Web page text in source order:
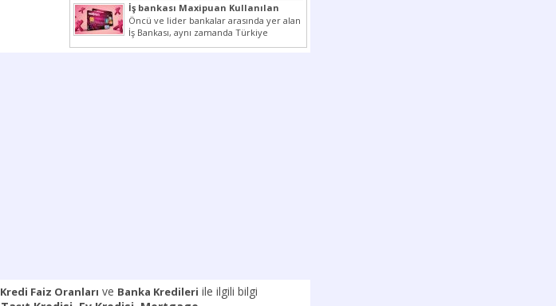
araçlarıdır. Taksitler...
İş bankası Maxipuan Kullanılan
Yerler
Öncü ve lider bankalar arasında yer alan
İş Bankası, aynı zamanda Türkiye
Cumhuriyeti’nin ilk milli...
Kredi Faiz Oranları ve Banka Kredileri ile ilgili bilgi